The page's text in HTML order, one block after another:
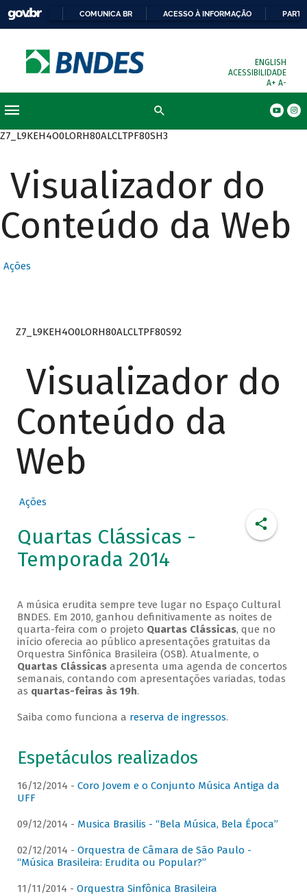
COMUNICA BR ACESSO À INFORMAÇÃO
ENGLISH
ACESSIBILIDADE
A+ A-
Z7_L9KEH4O0LORH80ALCLTPF80SH3
Visualizador do
Conteúdo da Web
Ações
Z7_L9KEH4O0LORH80ALCLTPF80S92
Visualizador do
Conteúdo da
Web
Ações
Quartas Clássicas -
Temporada 2014
A música erudita sempre teve lugar no Espaço Cultural
BNDES. Em 2010, ganhou definitivamente as noites de
quarta-feira com o projeto Quartas Clássicas, que no
início oferecia ao público apresentações gratuitas da
Orquestra Sinfônica Brasileira (OSB). Atualmente, o
Quartas Clássicasapresenta uma agenda de concertos
semanais, contando com apresentações variadas, todas
as quartas-feiras às 19h.
Saiba como funciona a reserva de ingressos.
Espetáculos realizados
16/12/2014 - Coro Jovem e o Conjunto Música Antiga da
UFF
09/12/2014 - Musica Brasilis - “Bela Música, Bela Época”
02/12/2014 - Orquestra de Câmara de São Paulo -
“Música Brasileira: Erudita ou Popular?”
11/11/2014 - Orquestra Sinfônica Brasileira